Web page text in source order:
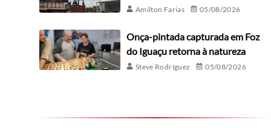
Amilton Farias 05/08/2026
Onça-pintada capturada em Foz
do Iguaçu retorna à natureza
Steve Rodríguez 05/08/2026